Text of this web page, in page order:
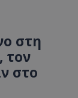
στη
τον
στο